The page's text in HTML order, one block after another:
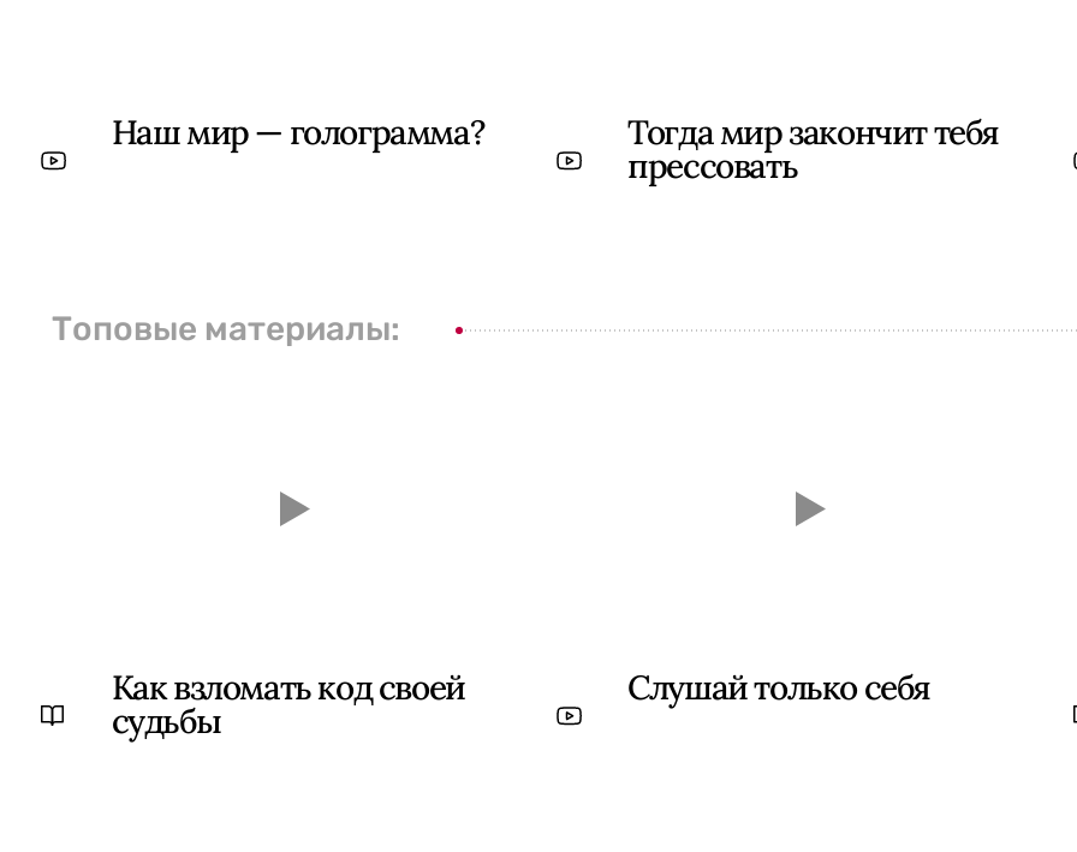
Наш мир — голограмма? Тогда мир закончит тебя
прессовать
Топовые материалы:
Как взломать код своей
судьбы
Слушай только себя